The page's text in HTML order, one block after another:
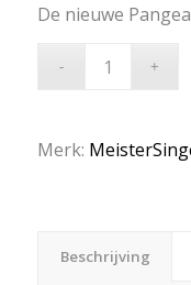
De nieuwe
Merk:
Beschrijving